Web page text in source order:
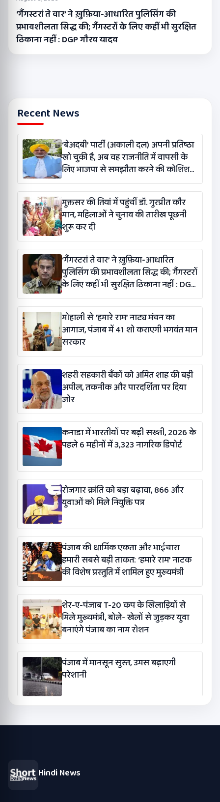
‘गैंगस्टरां ते वार’ ने ख़ुफ़िया-आधारित पुलिसिंग की
प्रभावशीलता सिद्ध की; गैंगस्टरों के लिए कहीं भी सुरक्षित
ठिकाना नहीं : DGP गौरव यादव
Recent News
‘बेअदबी’ पार्टी (अकाली दल) अपनी प्रतिष्ठा
खो चुकी है, अब वह राजनीति में वापसी के
लिए भाजपा से समझौता करने की कोशिश
कर रही है: बलतेज पन्नू
मुक्तसर की तियां में पहुंचीं डॉ. गुरप्रीत कौर
मान, महिलाओं ने चुनाव की तारीख पूछनी
शुरू कर दी
‘गैंगस्टरां ते वार’ ने ख़ुफ़िया-आधारित
पुलिसिंग की प्रभावशीलता सिद्ध की; गैंगस्टरों
के लिए कहीं भी सुरक्षित ठिकाना नहीं : DGP
गौरव यादव
मोहाली से ‘हमारे राम’ नाट्य मंचन का
आगाज, पंजाब में 41 शो कराएगी भगवंत मान
सरकार
शहरी सहकारी बैंकों को अमित शाह की बड़ी
अपील, तकनीक और पारदर्शिता पर दिया
जोर
कनाडा में भारतीयों पर बढ़ी सख्ती, 2026 के
पहले 6 महीनों में 3,323 नागरिक डिपोर्ट
रोजगार क्रांति को बड़ा बढ़ावा, 866 और
युवाओं को मिले नियुक्ति पत्र
पंजाब की धार्मिक एकता और भाईचारा
हमारी सबसे बड़ी ताकत: ‘हमारे राम’ नाटक
की विशेष प्रस्तुति में शामिल हुए मुख्यमंत्री
शेर-ए-पंजाब T-20 कप के खिलाड़ियों से
मिले मुख्यमंत्री, बोले- खेलों से जुड़कर युवा
बनाएंगे पंजाब का नाम रोशन
पंजाब में मानसून सुस्त, उमस बढ़ाएगी
परेशानी
Hindi News